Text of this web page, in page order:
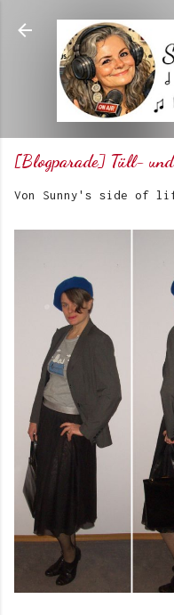
Direkt
[Blogparade] Tüll- und
Von Sunny's side of